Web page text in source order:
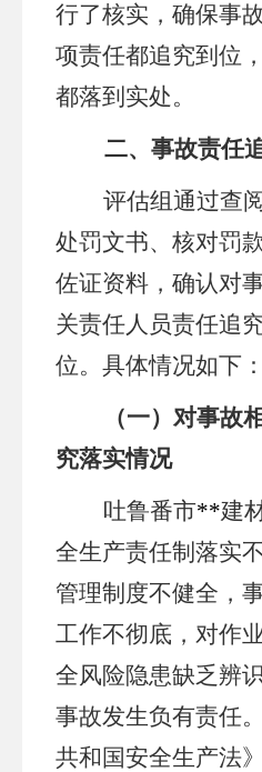
行了核实，确保事
项责任都追究到位
都落到实处。
二、事故责任
评估组通过查
处罚文书、核对罚
佐证资料，确认对
关责任人员责任追
位。具体情况如下：
（一）对事故
究落实情况
吐鲁番市**建
全生产责任制落实
管理制度不健全，
工作不彻底，对作
全风险隐患缺乏辨
事故发生负有责任
共和国安全生产法